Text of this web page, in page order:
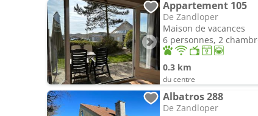
Appartement 105
De Zandloper
Maison de vacances
6 personnes, 2
0.3 km
du centre
Albatros 288
De Zandloper